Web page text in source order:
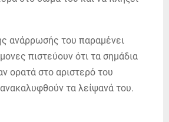
ανάρρωσής του παραμένει
πιστεύουν ότι τα σημάδια
ορατά στο αριστερό του
τα λείψανά του.